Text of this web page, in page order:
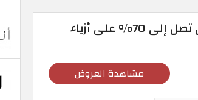
خصومات اوناس نهاية الموسم: عروض تصل إلى 70% على أزياء
مشاهدة العروض